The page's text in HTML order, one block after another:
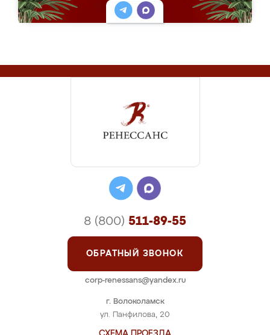
г. Волоколамск
ул. Панфилова, 20
8 (800) 511-89-55
ОБРАТНЫЙ ЗВОНОК
corp-renessans@yandex.ru